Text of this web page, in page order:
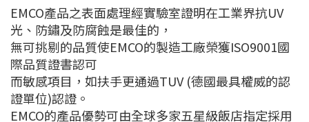
EMCO產品之表面處理經實驗室證明在工業界抗UV
光、防鏽及防腐蝕是最佳的，
無可挑剔的品質使EMCO的製造工廠榮獲ISO9001國
際品質證書認可
而敏感項目，如扶手更通過TUV (德國最具權威的認
證單位)認證。
EMCO的產品優勢可由全球多家五星級飯店指定採用